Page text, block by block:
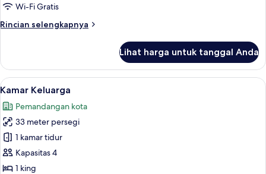
Wi-Fi Gratis
Rincian selengkapnya
Rincian
Kamar
(Supreme)
Lihat harga untuk tanggal Anda
Lihat
semua
foto
untuk
Kamar
Keluarga
Bantalan ekstra lembut, brankas,
5
Kamar Keluarga
Pemandangan kota
33 meter persegi
1 kamar tidur
Kapasitas 4
1 king